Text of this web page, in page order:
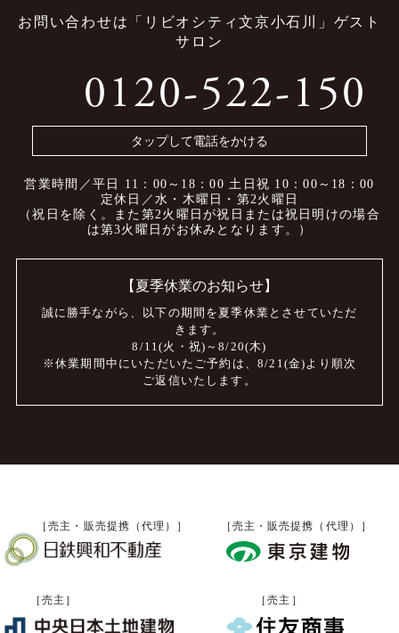
お問い合わせは
「リビオシティ文京小石川」ゲスト
サロン
0120-522-150
タップして電話をかける
営業時間／平日 11：00～18：00土日祝 10：00～18：00
定休日／水・木曜日・第2火曜日
（祝日を除く。また第2火曜日が祝日または祝日明けの場合
は第3火曜日がお休みとなります。）
【夏季休業のお知らせ】
誠に勝手ながら、
以下の期間を夏季休業とさせていただ
きます。
8/11(火・祝)～8/20(木)
※休業期間中にいただいたご予約は、8/21(金)より順次
ご返信いたします。
［売主・販売提携（代理）］ ［売主・販売提携（代理）］
［売主］ ［売主］